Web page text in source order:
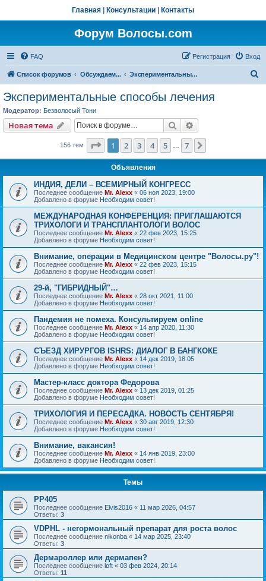
Главная Консультации Контакты
Форум Волосы.com
FAQ Вход
Регистрация
Список форумов Обсуждаем... Экспериментальные способы лечения
Экспериментальные способы лечения
Модератор: Безволосый Тони
Новая тема Поиск
156 тем Страница из
1 2 3 4 5 7
Объявления
ИНДИЯ, ДЕЛИ – ВСЕМИРНЫЙ КОНГРЕСС
Последнее сообщение Mr. Alexx « 06 ноя 2023, 19:00
Добавлено в форуме Необходим совет!
МЕЖДУНАРОДНАЯ КОНФЕРЕНЦИЯ: ПРИГЛАШАЮТСЯ
ТРИХОЛОГИ И ТРАНСПЛАНТОЛОГИ ВОЛОС
Последнее сообщение Mr. Alexx « 22 фев 2023, 15:25
Добавлено в форуме Необходим совет!
Внимание, операции в Медицинском центре "Волосы.ру"!
Последнее сообщение Mr. Alexx « 22 фев 2023, 15:15
Добавлено в форуме Необходим совет!
29-й, "ГИБРИДНЫЙ"…
Последнее сообщение Mr. Alexx « 28 окт 2021, 11:00
Добавлено в форуме Необходим совет!
Пандемия не помеха. Консультируем online
Последнее сообщение Mr. Alexx « 14 апр 2020, 11:30
Добавлено в форуме Необходим совет!
СЪЕЗД ХИРУРГОВ ISHRS: ДИАЛОГ В БАНГКОКЕ
Последнее сообщение Mr. Alexx « 14 дек 2019, 18:05
Добавлено в форуме Необходим совет!
Мастер-класс доктора Федорова
Последнее сообщение Mr. Alexx « 13 дек 2019, 01:25
Добавлено в форуме Необходим совет!
ТРИХОЛОГИЯ И ПЕРЕСАДКА. НОВОСТЬ СЕНТЯБРЯ!
Последнее сообщение Mr. Alexx « 30 авг 2019, 12:30
Добавлено в форуме Необходим совет!
Внимание, вакансия!
Последнее сообщение Mr. Alexx « 14 янв 2019, 23:00
Добавлено в форуме Необходим совет!
Темы
РР405
Последнее сообщение Elvis2016 « 11 мар 2026, 04:57
Ответы: 3
VDPHL - негормональный препарат для роста волос
Последнее сообщение nikonba « 14 мар 2025, 23:40
Ответы: 3
Дермароллер или дермапен?
Последнее сообщение loft « 03 фев 2024, 20:14
Ответы: 11